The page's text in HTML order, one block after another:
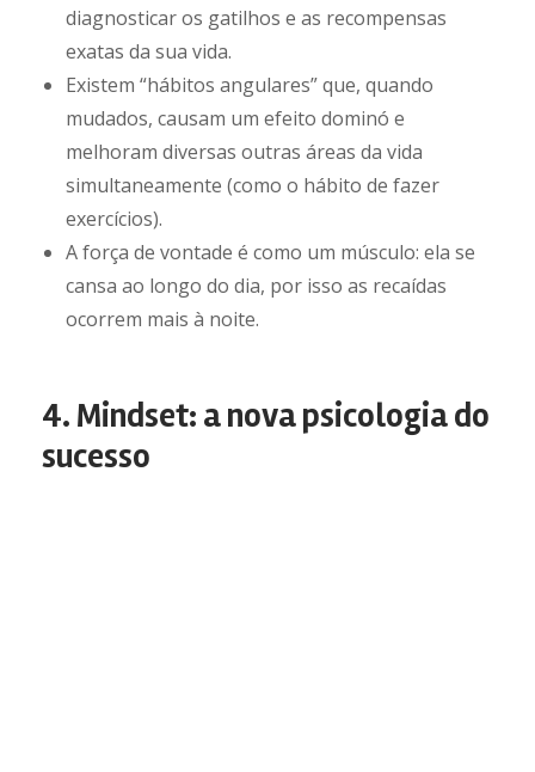
diagnosticar os gatilhos e as recompensas
exatas da sua vida.
Existem “hábitos angulares” que, quando
mudados, causam um efeito dominó e
melhoram diversas outras áreas da vida
simultaneamente (como o hábito de fazer
exercícios).
A força de vontade é como um músculo: ela se
cansa ao longo do dia, por isso as recaídas
ocorrem mais à noite.
4. Mindset: a nova psicologia do
sucesso